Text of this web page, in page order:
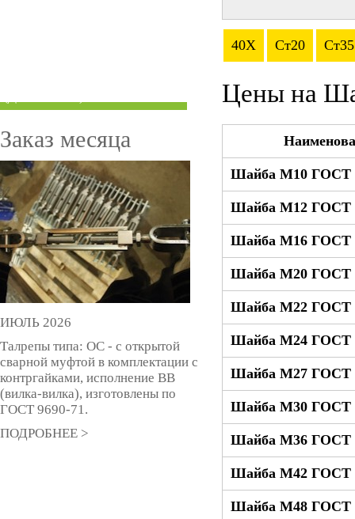
40Х Ст20 Ст35
Цены на
Шайба М10 ГОСТ
Шайба М12 ГОСТ
Шайба М16 ГОСТ
Шайба М20 ГОСТ
Шайба М22 ГОСТ
Шайба М24 ГОСТ
Шайба М27 ГОСТ
Шайба М30 ГОСТ
Шайба М36 ГОСТ
Шайба М42 ГОСТ
Шайба М48 ГОСТ
Заказ месяца
ИЮЛЬ 2026
Талрепы типа: ОС - с открытой
сварной муфтой в комплектации с
контргайками, исполнение ВВ
(вилка-вилка), изготовлены по
ГОСТ 9690-71.
ПОДРОБНЕЕ >